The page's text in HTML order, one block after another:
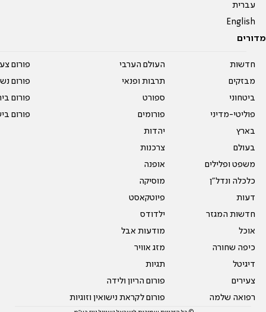
עברית
English
מדורים
חדשות
מבזקים
ביטחוני
פוליטי-מדיני
בארץ
בעולם
משפט ופלילים
כלכלה ונדל"ן
דעות
חדשות המגזר
אוכל
כיפה שחורה
דיגיטל
צעירים
רפואה שלמה
העולם הערבי
תרבות ופנאי
ספורט
פורומים
יהדות
צרכנות
אופנה
מוסיקה
פיוטקאסט
ילדודס
מודעות אבל
מזג אוויר
תגיות
פורום הריון ולידה
פורום לקראת נישואין וזוגיות
פורום
פורום
פורום
פורום